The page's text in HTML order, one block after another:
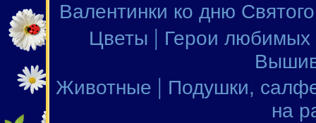
Валентинки ко дню
Цветы | Герои
Животные | Подушки,
на